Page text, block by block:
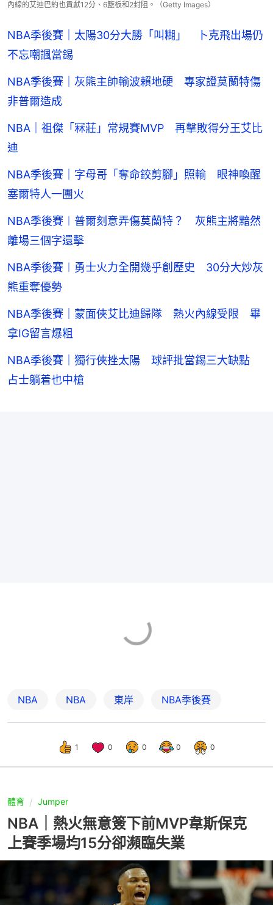
內線的艾迪巴約也貢獻12分、6籃板和2封阻。（Getty Images）
NBA季後賽｜太陽30分大勝「叫糊」 卜克飛出場仍
不忘嘲諷當錫
NBA季後賽｜灰熊主帥輸波賴地硬 專家證莫蘭特傷
非普爾造成
NBA｜祖傑「冧莊」常規賽MVP 再擊敗得分王艾比
迪
NBA季後賽｜字母哥「奪命鉸剪腳」照輸 眼神喚醒
塞爾特人一團火
NBA季後賽︱普爾刻意弄傷莫蘭特？ 灰熊主將黯然
離場三個字還擊
NBA季後賽︱勇士火力全開幾乎創歷史 30分大炒灰
熊重奪優勢
NBA季後賽｜蒙面俠艾比迪歸隊 熱火內線受限 畢
拿IG留言爆粗
NBA季後賽｜獨行俠挫太陽 球評批當錫三大缺點
占士躺着也中槍
NBA NBA 東岸 NBA季後賽
1 0 0 0 0
體育 Jumper
NBA｜熱火無意簽下前MVP韋斯保克
上賽季場均15分卻瀕臨失業